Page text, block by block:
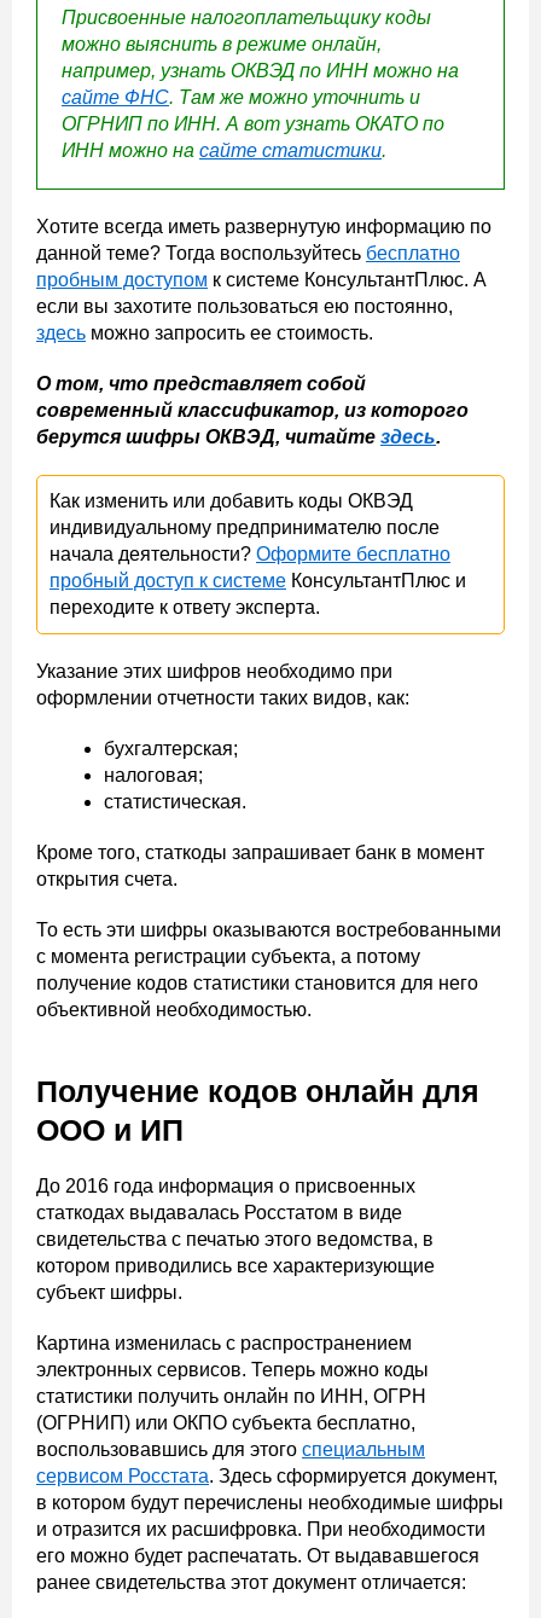
Присвоенные налогоплательщику коды
можно выяснить в режиме онлайн,
например, узнать ОКВЭД по ИНН можно на
сайте ФНС. Там же можно уточнить и
ОГРНИП по ИНН. А вот узнать ОКАТО по
ИНН можно на сайте статистики.
Хотите всегда иметь развернутую информацию по
данной теме? Тогда воспользуйтесь бесплатно
пробным доступом к системе КонсультантПлюс. А
если вы захотите пользоваться ею постоянно,
здесь можно запросить ее стоимость.
О том, что представляет собой
современный классификатор, из которого
берутся шифры ОКВЭД, читайте здесь.
Как изменить или добавить коды ОКВЭД
индивидуальному предпринимателю после
начала деятельности? Оформите бесплатно
пробный доступ к системе КонсультантПлюс и
переходите к ответу эксперта.
Указание этих шифров необходимо при
оформлении отчетности таких видов, как:
бухгалтерская;
налоговая;
статистическая.
Кроме того, статкоды запрашивает банк в момент
открытия счета.
То есть эти шифры оказываются востребованными
с момента регистрации субъекта, а потому
получение кодов статистики становится для него
объективной необходимостью.
Получение кодов онлайн для
ООО и ИП
До 2016 года информация о присвоенных
статкодах выдавалась Росстатом в виде
свидетельства с печатью этого ведомства, в
котором приводились все характеризующие
субъект шифры.
Картина изменилась с распространением
электронных сервисов. Теперь можно коды
статистики получить онлайн по ИНН, ОГРН
(ОГРНИП) или ОКПО субъекта бесплатно,
воспользовавшись для этого специальным
сервисом Росстата. Здесь сформируется документ,
в котором будут перечислены необходимые шифры
и отразится их расшифровка. При необходимости
его можно будет распечатать. От выдававшегося
ранее свидетельства этот документ отличается: